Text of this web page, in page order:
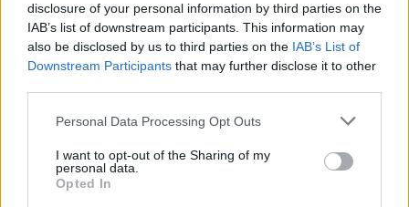
disclosure of your personal information by third parties on the
IAB’s list of downstream participants. This information may
also be disclosed by us to third parties on the IAB’s List of
Downstream Participants that may further disclose it to other
Please note that this website/app uses one or more Google
not limited to your visit or usage behaviour. You may click to
grant or deny consent to Google and its third-party tags to
use your data for below specified purposes in below Google
Personal Data Processing Opt Outs
I want to opt-out of the Sharing of my
personal data.
Opted In
Az Audi közös motort gyártana a
DTM-nek!
nyújtottak be, hogy tovább csökkentsék a DTM költségeit.
Gerhard Berger, amióta 2017-ben átvette a német túraautó
bajnokság vezetését, a költségcsökkentésre törekszik, például
a közös aerodinamikai csomaggal. Az Audi és a BMW is